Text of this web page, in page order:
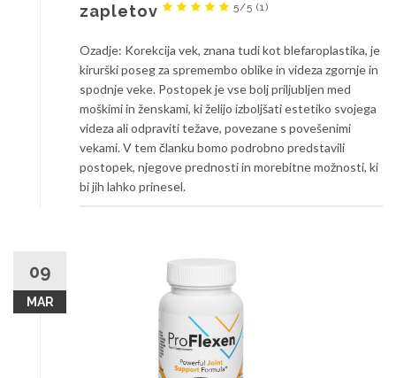
zapletov
5/5 (1)
Ozadje: Korekcija vek, znana tudi kot blefaroplastika, je
kirurški poseg za spremembo oblike in videza zgornje in
spodnje veke. Postopek je vse bolj priljubljen med
moškimi in ženskami, ki želijo izboljšati estetiko svojega
videza ali odpraviti težave, povezane s povešenimi
vekami. V tem članku bomo podrobno predstavili
postopek, njegove prednosti in morebitne možnosti, ki
bi jih lahko prinesel.
09
MAR